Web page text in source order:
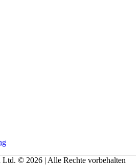
© 2026 | Alle Rechte vorbehalten